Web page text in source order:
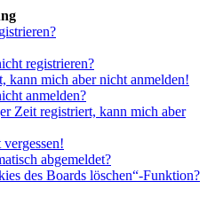
registrieren?
kann mich aber nicht anmelden!
anmelden?
Zeit registriert, kann mich aber
abgemeldet?
des Boards löschen“-Funktion?